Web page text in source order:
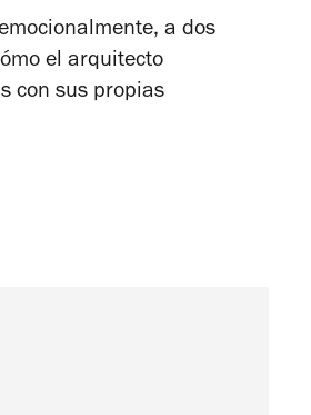
a dos
el arquitecto
con sus propias